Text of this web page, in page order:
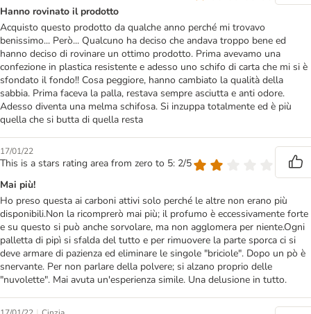
Hanno rovinato il prodotto
Acquisto questo prodotto da qualche anno perché mi trovavo
benissimo... Però... Qualcuno ha deciso che andava troppo bene ed
hanno deciso di rovinare un ottimo prodotto. Prima avevamo una
confezione in plastica resistente e adesso uno schifo di carta che mi si è
sfondato il fondo!! Cosa peggiore, hanno cambiato la qualità della
sabbia. Prima faceva la palla, restava sempre asciutta e anti odore.
Adesso diventa una melma schifosa. Si inzuppa totalmente ed è più
quella che si butta di quella resta
17/01/22
This is a stars rating area from zero to 5: 2/5
Mai più!
Ho preso questa ai carboni attivi solo perché le altre non erano più
disponibili.Non la ricomprerò mai più; il profumo è eccessivamente forte
e su questo si può anche sorvolare, ma non agglomera per niente.Ogni
palletta di pipì si sfalda del tutto e per rimuovere la parte sporca ci si
deve armare di pazienza ed eliminare le singole "briciole". Dopo un pò è
snervante. Per non parlare della polvere; si alzano proprio delle
"nuvolette". Mai avuta un'esperienza simile. Una delusione in tutto.